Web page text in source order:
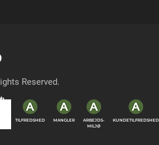
Reserved.
TILFREDSHED MANGLER
ARBEJDS-
MILJØ
KUNDETILFREDSHED